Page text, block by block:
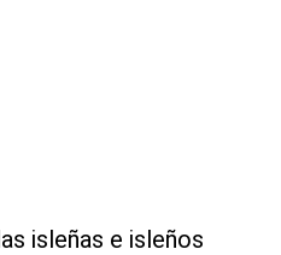
isleñas e isleños